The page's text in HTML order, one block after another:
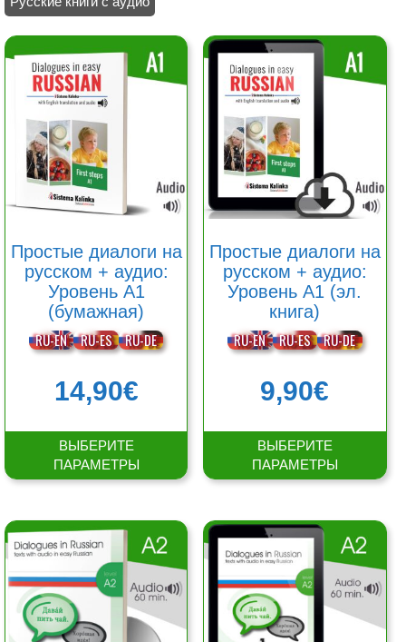
Простые диалоги на
русском + аудио:
Уровень A1
(бумажная)
RU-EN
RU-ES RU-DE
14,90€
ВЫБЕРИТЕ
ПАРАМЕТРЫ
Этот
товар
имеет
несколько
вариаций.
Опции
можно
выбрать
странице
Простые диалоги на
русском + аудио:
Уровень A1 (эл.
книга)
RU-EN
RU-ES RU-DE
9,90€
ВЫБЕРИТЕ
ПАРАМЕТРЫ
Этот
товар
имеет
несколько
вариаций.
Опции
можно
выбрать
на
странице
Этот
товар
несколько
вариаций.
Опции
Этот
товар
имеет
несколько
вариаций.
Опции